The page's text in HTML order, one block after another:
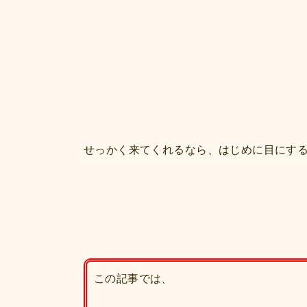
せっかく来てくれるなら、はじめに目にす
この記事では、